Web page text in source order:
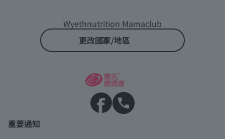
Wyethnutrition Mamaclub
更改國家/地區
重要通知